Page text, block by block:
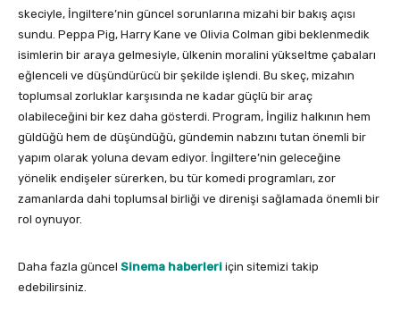
skeciyle, İngiltere’nin güncel sorunlarına mizahi bir bakış açısı
sundu. Peppa Pig, Harry Kane ve Olivia Colman gibi beklenmedik
isimlerin bir araya gelmesiyle, ülkenin moralini yükseltme çabaları
eğlenceli ve düşündürücü bir şekilde işlendi. Bu skeç, mizahın
toplumsal zorluklar karşısında ne kadar güçlü bir araç
olabileceğini bir kez daha gösterdi. Program, İngiliz halkının hem
güldüğü hem de düşündüğü, gündemin nabzını tutan önemli bir
yapım olarak yoluna devam ediyor. İngiltere’nin geleceğine
yönelik endişeler sürerken, bu tür komedi programları, zor
zamanlarda dahi toplumsal birliği ve direnişi sağlamada önemli bir
rol oynuyor.
Daha fazla güncel Sinema haberleri için sitemizi takip
edebilirsiniz.